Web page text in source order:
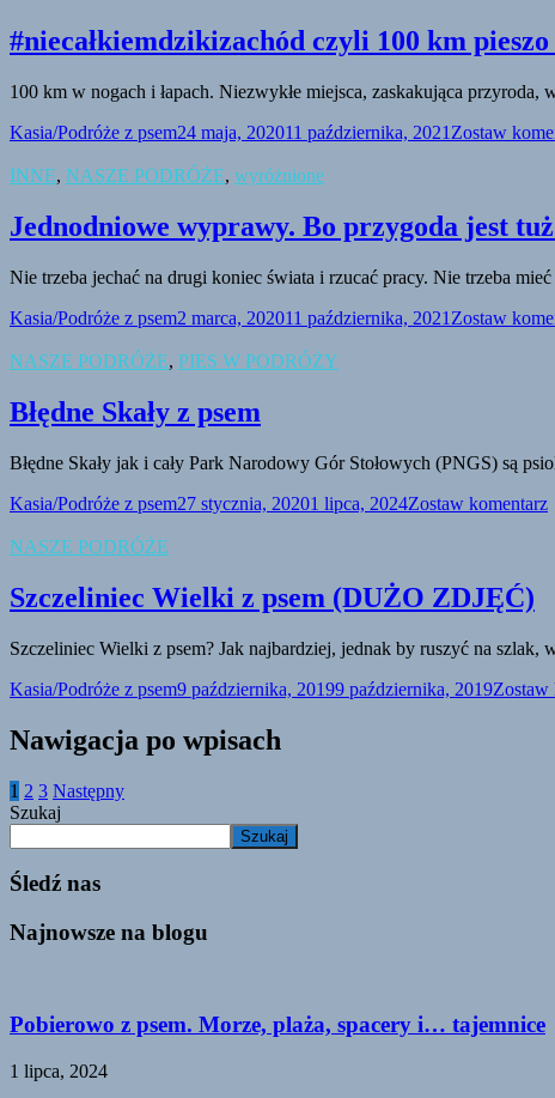
#niecałkiemdzikizachód czyli 100 km pieszo
100 km w nogach i łapach. Niezwykłe miejsca, zaskakująca
Kasia/Podróże z psem24 maja, 202011 października, 2021 Zostaw
INNE, NASZE PODRÓŻE, wyróżnione
Jednodniowe wyprawy. Bo przygoda jest
Nie trzeba jechać na drugi koniec świata i rzucać pracy. Nie trzeba
Kasia/Podróże z psem2 marca, 202011 października, 2021 Zostaw
NASZE PODRÓŻE, PIES W PODRÓŻY
Błędne Skały z psem
Błędne Skały jak i cały Park Narodowy Gór Stołowych (PNGS) są
Kasia/Podróże z psem27 stycznia, 20201 lipca, 2024Zostaw komentarz
NASZE PODRÓŻE
Szczeliniec Wielki z psem (DUŻO ZDJĘĆ)
Szczeliniec Wielki z psem? Jak najbardziej, jednak by ruszyć na
Kasia/Podróże z psem9 października, 20199 października, 2019Zostaw
Nawigacja po wpisach
1 2 3 Następny
Szukaj
Szukaj
Śledź nas
Najnowsze na blogu
Pobierowo z psem. Morze, plaża, spacery i… tajemnice
1 lipca, 2024